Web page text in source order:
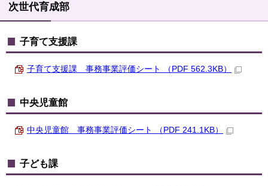
次世代育成部
子育て支援課
子育て支援課 事務事業評価シート （PDF 562.3KB）
中央児童館
中央児童館 事務事業評価シート （PDF 241.1KB）
子ども課